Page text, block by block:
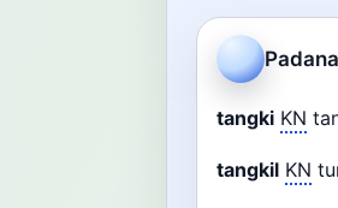
mengelola data
tangki KN
tangkil KN